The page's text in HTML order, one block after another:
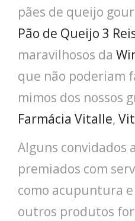
pães de queijo
Pão de Queijo 3
maravilhosos da
que não poderiam
mimos dos nossos
Farmácia Vitalle,
Alguns convidados
premiados com
como acupuntura
outros produtos